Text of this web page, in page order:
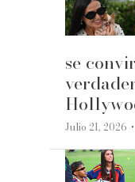
se
Julio 21, 2026